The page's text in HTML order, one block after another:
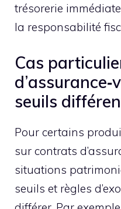
trésorerie
la responsabilité
Cas
seuils
Pour certains
sur contrats
situations
seuils et règles